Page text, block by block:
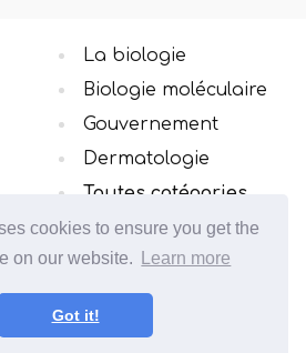
cookies to ensure you get the
on our website.
Learn more
Got it!
des concepts dans le
intéresse. De nombreux
et utiles. Élargissez vos
La biologie
Biologie moléculaire
Gouvernement
Dermatologie
Toutes catégories